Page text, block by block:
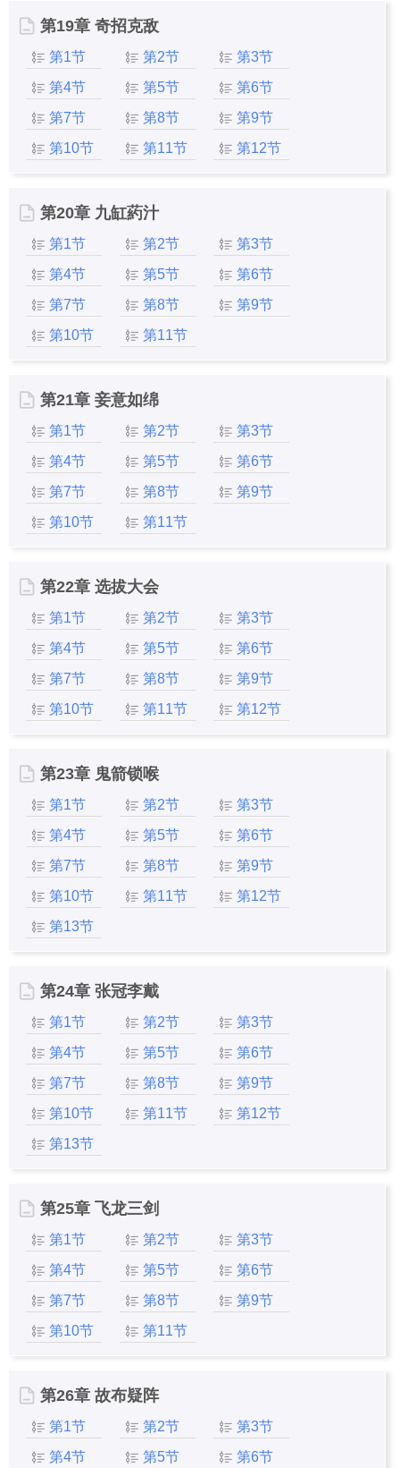
第19章 奇招克敌
第1节 第2节
第3节
第4节
第5节
第6节
第7节
第8节
第9节
第10节
第11节 第12节
第20章 九缸葯汁
第1节 第2节
第3节
第4节
第5节
第6节
第7节
第8节
第9节
第10节
第11节
第21章 妾意如绵
第1节 第2节
第3节
第4节
第5节
第6节
第7节
第8节
第9节
第10节
第11节
第22章 选拔大会
第1节 第2节
第3节
第4节
第5节
第6节
第7节
第8节
第9节
第10节
第11节 第12节
第23章 鬼箭锁喉
第1节 第2节
第3节
第4节
第5节
第6节
第7节
第8节
第9节
第10节
第11节
第12节
第13节
第24章 张冠李戴
第1节 第2节
第3节
第4节
第5节
第6节
第7节
第8节
第9节
第10节
第11节
第12节
第13节
第25章 飞龙三剑
第1节 第2节
第3节
第4节
第5节
第6节
第7节
第8节
第9节
第10节
第11节
第26章 故布疑阵
第1节 第2节
第3节
第4节
第5节
第6节